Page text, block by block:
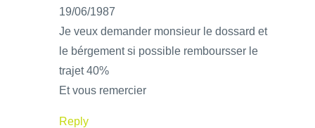
19/06/1987
Je veux demander monsieur le dossard et
le bérgement si possible remboursser le
trajet 40%
Et vous remercier
Reply